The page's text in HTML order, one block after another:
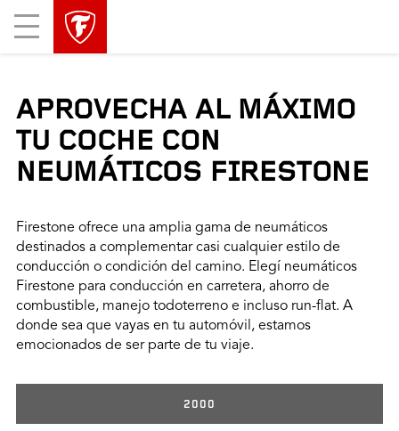
Mobile
Menu
APROVECHA AL MÁXIMO
TU COCHE CON
NEUMÁTICOS FIRESTONE
Firestone ofrece una amplia gama de neumáticos
destinados a complementar casi cualquier estilo de
conducción o condición del camino. Elegí neumáticos
Firestone para conducción en carretera, ahorro de
combustible, manejo todoterreno e incluso run-flat. A
donde sea que vayas en tu automóvil, estamos
emocionados de ser parte de tu viaje.
2000